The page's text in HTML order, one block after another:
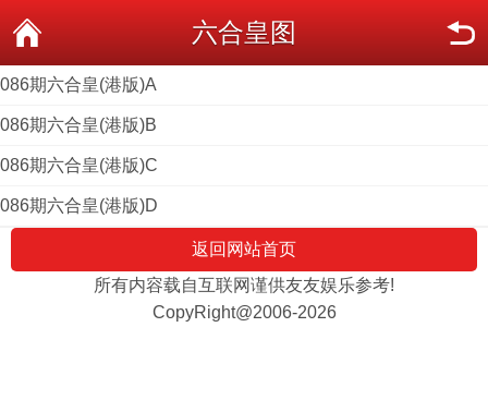
六合皇图
086期六合皇(港版)A
086期六合皇(港版)B
086期六合皇(港版)C
086期六合皇(港版)D
返回网站首页
所有内容载自互联网谨供友友娱乐参考!
CopyRight@2006-2026